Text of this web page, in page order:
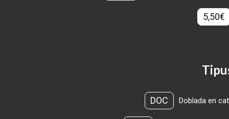
5,50€
DOC Doblada en